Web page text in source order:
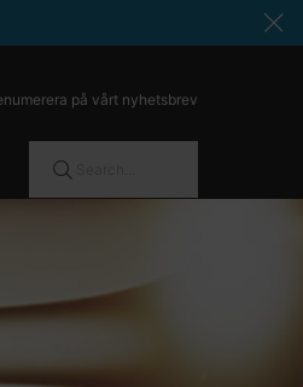
på vårt nyhetsbrev